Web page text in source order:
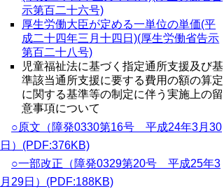
示第百二十六号)
厚生労働大臣が定める一単位の単価(平
成二十四年三月十四日)(厚生労働省告示
第百二十八号)
児童福祉法に基づく指定通所支援及び基
準該当通所支援に要する費用の額の算定
に関する基準等の制定に伴う実施上の留
意事項について
○原文（障発0330第16号 平成24年3月30
日）(PDF:376KB)
○一部改正（障発0329第20号 平成25年3
月29日）(PDF:188KB)